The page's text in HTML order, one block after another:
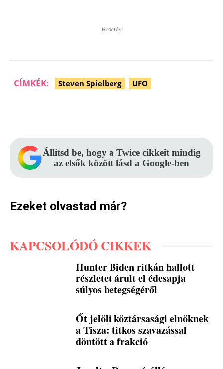
Hirdetés
CÍMKÉK: Steven Spielberg UFO
Állítsd be, hogy a Twice cikkeit mindig
az elsők között lásd a Google-ben
Ezeket olvastad már?
KAPCSOLÓDÓ CIKKEK
Hunter Biden ritkán hallott
részletet árult el édesapja
súlyos betegségéről
Őt jelöli köztársasági elnöknek
a Tisza: titkos szavazással
döntött a frakció